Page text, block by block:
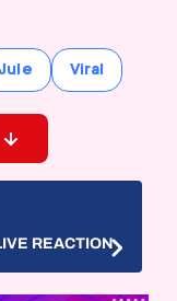
Jule Viral
REACTION